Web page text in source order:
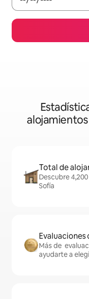
Total de
Descubre
Sofía
Evaluaciones
Más de
ayudarte a